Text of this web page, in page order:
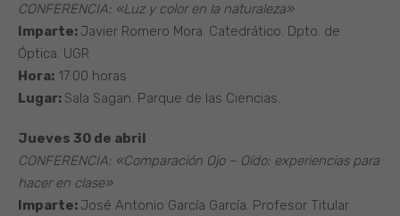
CONFERENCIA: «Luz y color en la naturaleza»
Imparte: Javier Romero Mora. Catedrático. Dpto. de
Óptica. UGR
Hora: 17:00 horas
Lugar: Sala Sagan. Parque de las Ciencias.
Jueves 30 de abril
CONFERENCIA: «Comparación Ojo – Oído: experiencias para
hacer en clase»
Imparte: José Antonio García García. Profesor Titular